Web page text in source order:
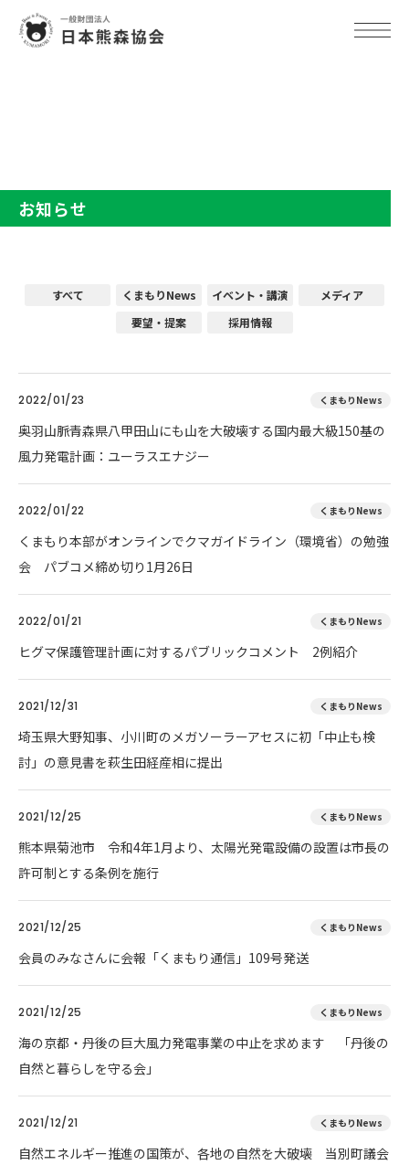
お知らせ
すべて くまもりNews イベント・講演
メディア
要望・提案
採用情報
2022/01/23 くまもりNews
奥羽山脈青森県八甲田山にも山を大破壊する国内最大級150基の
風力発電計画：ユーラスエナジー
2022/01/22 くまもりNews
くまもり本部がオンラインでクマガイドライン（環境省）の勉強
会 パブコメ締め切り1月26日
2022/01/21 くまもりNews
ヒグマ保護管理計画に対するパブリックコメント 2例紹介
2021/12/31 くまもりNews
埼玉県大野知事、小川町のメガソーラーアセスに初「中止も検
討」の意見書を萩生田経産相に提出
2021/12/25 くまもりNews
熊本県菊池市 令和4年1月より、太陽光発電設備の設置は市長の
許可制とする条例を施行
2021/12/25 くまもりNews
会員のみなさんに会報「くまもり通信」109号発送
2021/12/25 くまもりNews
海の京都・丹後の巨大風力発電事業の中止を求めます 「丹後の
自然と暮らしを守る会」
2021/12/21 くまもりNews
自然エネルギー推進の国策が、各地の自然を大破壊 当別町議会